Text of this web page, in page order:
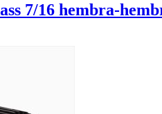
7/16 hembra-